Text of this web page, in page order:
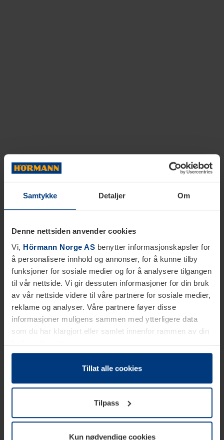
Samtykke Detaljer Om
Denne nettsiden anvender cookies
Vi, Hörmann Norge AS benytter informasjonskapsler for
å personalisere innhold og annonser, for å kunne tilby
funksjoner for sosiale medier og for å analysere tilgangen
til vår nettside. Vi gir dessuten informasjoner for din bruk
av vår nettside videre til våre partnere for sosiale medier,
reklame og analyser. Våre partnere føyer disse
informasjoner muligens sammen med ytterligere data
som du har klargjort eller samlet innenfor rammen av din
bruk av tjenestene.
Etter loven kan vi lagre informasjonskapsler på din
datamaskin, hvis disse er absolutt nødvendig for drift av
trenger vi din tillatelse. Du kan når som helst endre eller
tilbakekalle ditt samtykke i forklaringen av
informasjonskapselen på sidenPersonvernerklæringpå
Tillat alle cookies
Tilpass
Kun nødvendige cookies